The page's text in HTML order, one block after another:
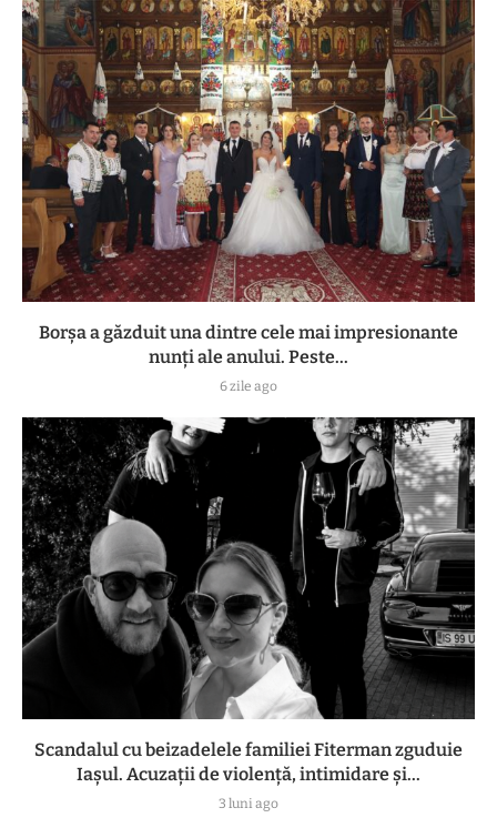
Borșa a găzduit una dintre cele mai impresionante
nunți ale anului. Peste...
6 zile ago
Scandalul cu beizadelele familiei Fiterman zguduie
Iașul. Acuzații de violență, intimidare și...
3 luni ago